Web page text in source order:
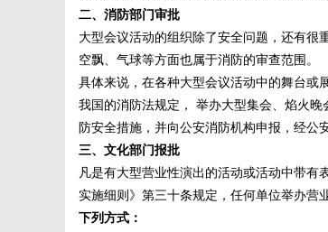
二、消防部门审批
大型会议活动的组织除了安全问题，还有很
空飘、气球等方面也属于消防的审查范围。
具体来说，在各种大型会议活动中的舞台或
我国的消防法规定， 举办大型集会、焰火
防安全措施，并向公安消防机构申报，经公
三、文化部门报批
凡是有大型营业性演出的活动或活动中带有
实施细则》第三十条规定，任何单位举办营
下列方式：